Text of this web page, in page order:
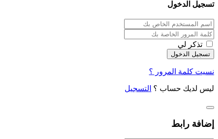
تسجيل الدخول
تذكر لي
نسيت كلمة المرور ؟
ليس لديك حساب ؟ التسجيل
إضافة رابط